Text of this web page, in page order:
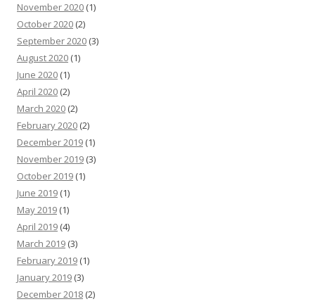
November 2020 (1)
October 2020 (2)
September 2020 (3)
August 2020 (1)
June 2020 (1)
April 2020 (2)
March 2020 (2)
February 2020 (2)
December 2019 (1)
November 2019 (3)
October 2019 (1)
June 2019 (1)
May 2019 (1)
April 2019 (4)
March 2019 (3)
February 2019 (1)
January 2019 (3)
December 2018 (2)